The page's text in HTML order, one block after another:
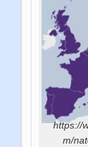
https://
m/